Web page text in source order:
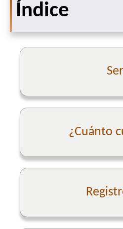
Índice
¿Cuánto